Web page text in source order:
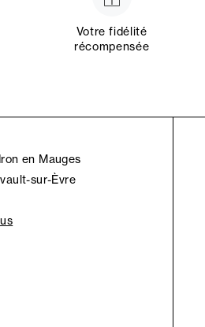
Votre fidélité
récompensée
en Mauges
sur-Èvre